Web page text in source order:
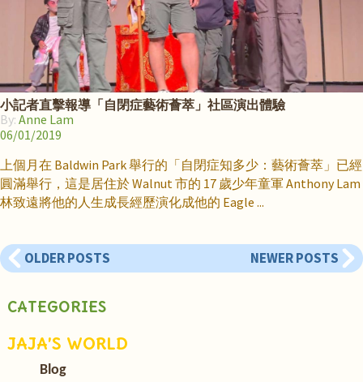
小記者直擊報導「自閉症藝術薈萃」社區演出體驗
By: Anne Lam
06/01/2019
上個月在 Baldwin Park 舉行的「自閉症知多少：藝術薈萃」已經
圓滿舉行，這是居住於 Walnut 市的 17 歲少年童軍 Anthony Lam
林致遠將他的人生成長經歷演化成他的 Eagle
OLDER POSTS NEWER POSTS
CATEGORIES
JAJA’S WORLD
Blog